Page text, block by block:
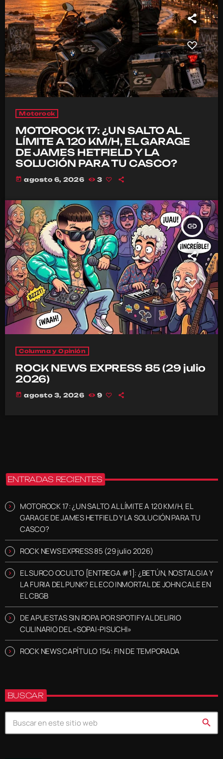
Motorock
MOTOROCK 17: ¿UN SALTO AL
LÍMITE A 120 KM/H, EL GARAGE
DE JAMES HETFIELD Y LA
SOLUCIÓN PARA TU CASCO?
today agosto 6, 2026 3
insert_link
Columna y Opinión
ROCK NEWS EXPRESS 85 (29 julio
2026)
today agosto 3, 2026 9
ENTRADAS RECIENTES
MOTOROCK 17: ¿UN SALTO AL LÍMITE A 120 KM/H, EL
GARAGE DE JAMES HETFIELD Y LA SOLUCIÓN PARA TU
CASCO?
ROCK NEWS EXPRESS 85 (29 julio 2026)
EL SURCO OCULTO [ENTREGA #1]: ¿BETÚN, NOSTALGIA Y
LA FURIA DEL PUNK? EL ECO INMORTAL DE JOHN CALE EN
EL CBGB
DE APUESTAS SIN ROPA POR SPOTIFY AL DELIRIO
CULINARIO DEL «SOPAI-PISUCHI»
ROCK NEWS CAPÍTULO 154: FIN DE TEMPORADA
BUSCAR
search